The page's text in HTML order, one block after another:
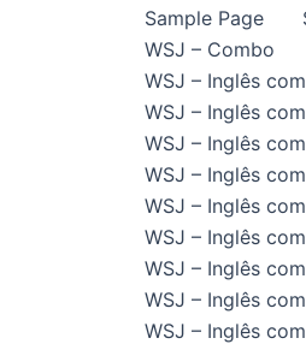
Sample Page
WSJ – Combo
WSJ – Inglês
WSJ – Inglês
WSJ – Inglês
WSJ – Inglês
WSJ – Inglês
WSJ – Inglês
WSJ – Inglês
WSJ – Inglês
WSJ – Inglês